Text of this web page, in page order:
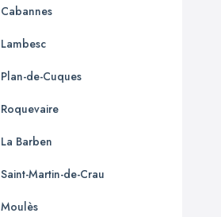
Cabannes
Lambesc
Plan-de-Cuques
Roquevaire
La Barben
Saint-Martin-de-Crau
Moulès